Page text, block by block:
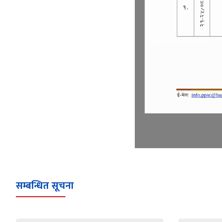
सम्बन्धित सूचना